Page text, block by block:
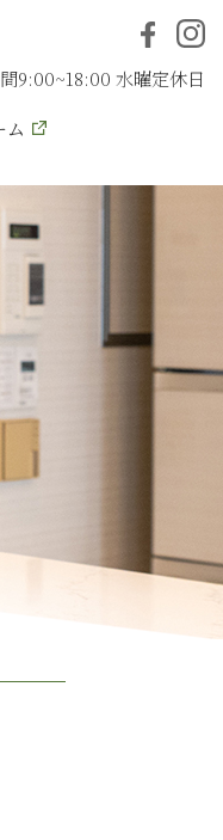
9:00~18:00 水曜定休日
ム